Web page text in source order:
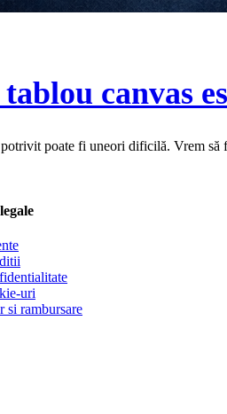
tablou canvas
poate fi uneori dificilă. Vrem să
uri
si rambursare